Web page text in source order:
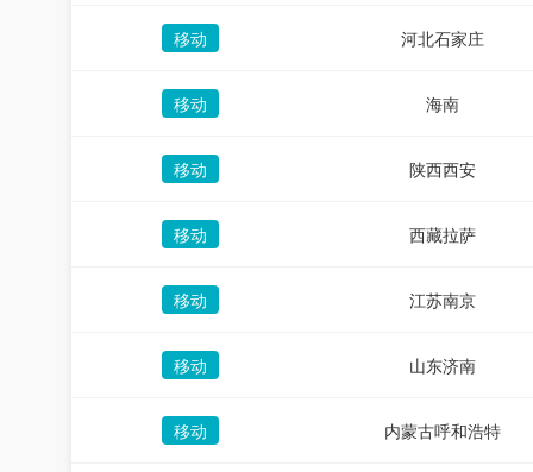
移动 河北石家庄
移动 海南
移动 陕西西安
移动 西藏拉萨
移动 江苏南京
移动 山东济南
移动 内蒙古呼和浩特